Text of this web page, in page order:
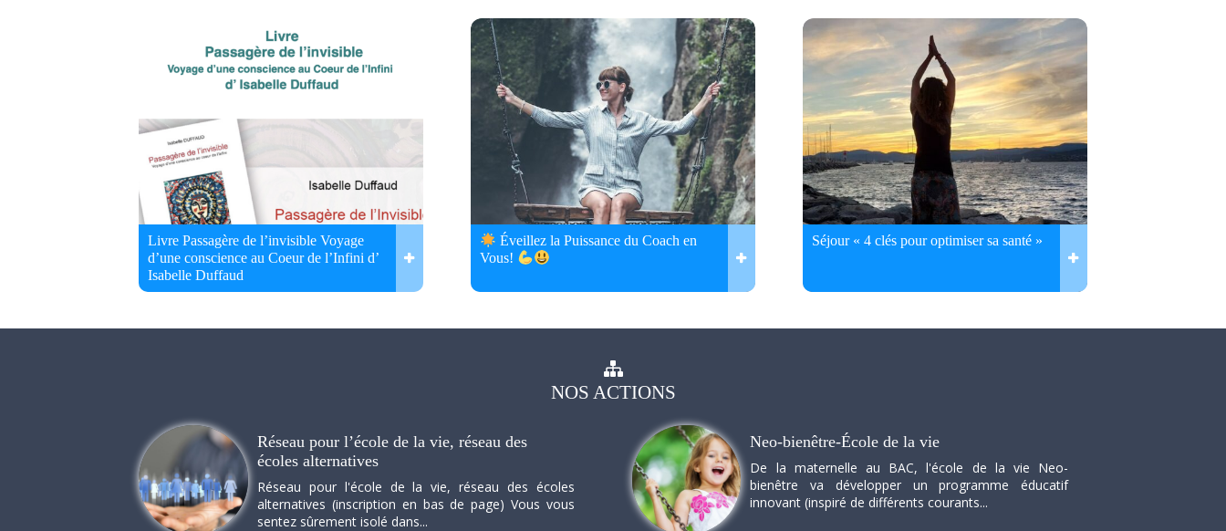
Livre Passagère de l’invisible Voyage
d’une conscience au Coeur de l’Infini d’
Isabelle Duffaud
Éveillez la Puissance du Coach en
Vous!
Séjour « 4 clés pour optimiser sa santé »
NOS ACTIONS
Réseau pour l’école de la vie, réseau des
écoles alternatives
Réseau pour l'école de la vie, réseau des écoles
alternatives (inscription en bas de page) Vous vous
sentez sûrement isolé dans...
Neo-bienêtre-École de la vie
De la maternelle au BAC, l'école de la vie Neo-
bienêtre va développer un programme éducatif
innovant (inspiré de différents courants...